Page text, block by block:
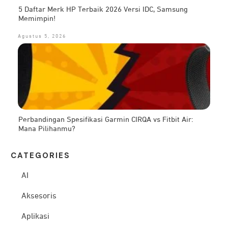
5 Daftar Merk HP Terbaik 2026 Versi IDC, Samsung
Memimpin!
Agustus 5, 2026
Perbandingan Spesifikasi Garmin CIRQA vs Fitbit Air:
Mana Pilihanmu?
CATEG ORIES
AI
Aksesoris
Aplikasi